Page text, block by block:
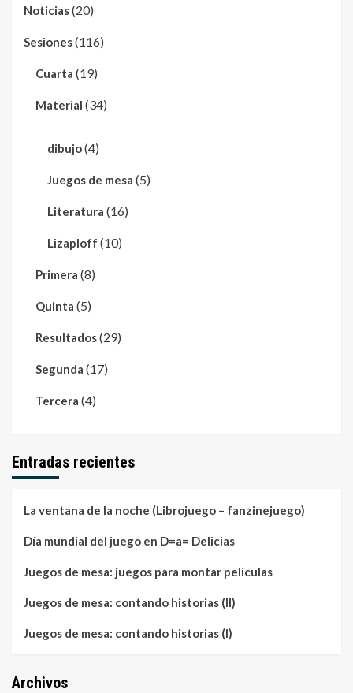
Noticias(20)
Sesiones(116)
Cuarta (19)
Material (34)
dibujo(4)
Juegos de mesa (5)
Literatura (16)
Lizaploff (10)
Primera (8)
Quinta (5)
Resultados(29)
Segunda (17)
Tercera (4)
Entradas recientes
La ventana de la noche (Librojuego – fanzinejuego)
Día mundial del juego en D=a= Delicias
Juegos de mesa: juegos para montar películas
Juegos de mesa: contando historias (II)
Juegos de mesa: contando historias (I)
Archivos